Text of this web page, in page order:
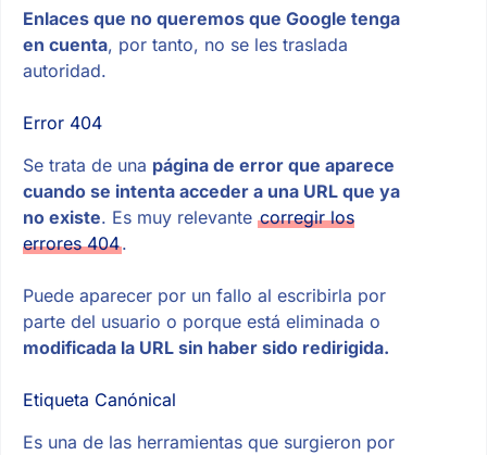
Enlaces que no queremos que Google tenga
en cuenta, por tanto, no se les traslada
autoridad.
Error 404
Se trata de una página de error que aparece
cuando se intenta acceder a una URL que ya
no existe. Es muy relevante corregir los
errores 404.
Puede aparecer por un fallo al escribirla por
parte del usuario o porque está eliminada o
modificada la URL sin haber sido redirigida.
Etiqueta Canónical
Es una de las herramientas que surgieron por